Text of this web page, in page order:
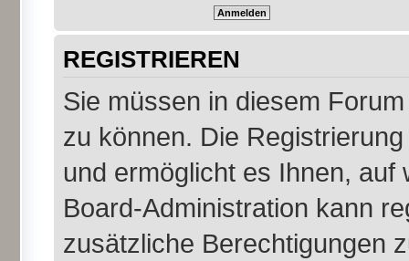
REGISTRIEREN
Sie müssen in diesem
zu können. Die
und ermöglicht es Ihnen,
Board-Administration kann
zusätzliche Berechtigungen